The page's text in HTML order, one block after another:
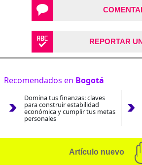
REPORTAR
Recomendados en Bogotá
Domina tus finanzas: claves
para construir estabilidad
económica y cumplir tus metas
personales
Artículo nuevo